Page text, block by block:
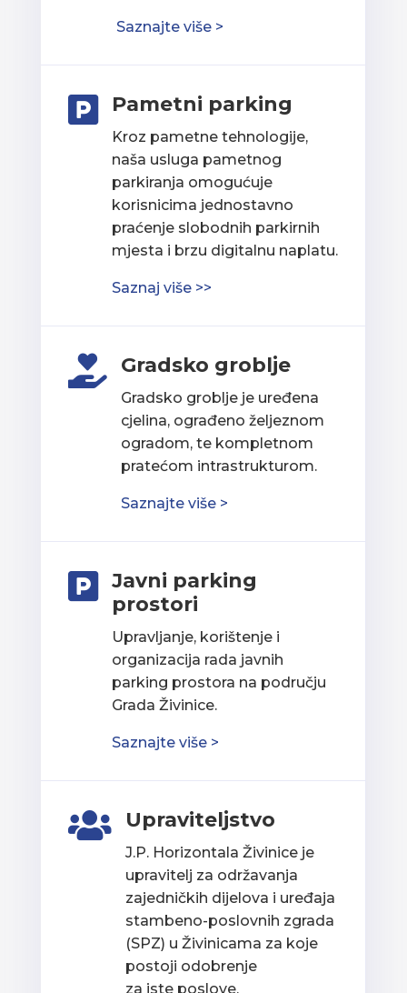
Saznajte više >
 Pametni parking
Kroz pametne tehnologije,
naša usluga pametnog
parkiranja omogućuje
korisnicima jednostavno
praćenje slobodnih parkirnih
mjesta i brzu digitalnu naplatu.
Saznaj više >>
 Gradsko groblje
Gradsko groblje je uređena
cjelina, ograđeno željeznom
ogradom, te kompletnom
pratećom intrastrukturom.
Saznajte više >

Javni parking
prostori
Upravljanje, korištenje i
organizacija rada javnih
parking prostora na području
Grada Živinice.
Saznajte više >
 Upraviteljstvo
J.P. Horizontala Živinice je
upravitelj za održavanja
zajedničkih dijelova i uređaja
stambeno-poslovnih zgrada
(SPZ) u Živinicama za koje
postoji odobrenje
za iste poslove.